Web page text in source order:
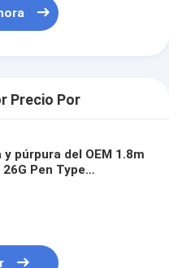
Precio Por
y púrpura del OEM 1.8m
26G Pen Type